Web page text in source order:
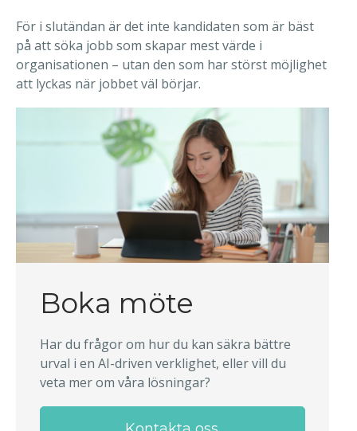
För i slutändan är det inte kandidaten som är bäst
på att söka jobb som skapar mest värde i
organisationen – utan den som har störst möjlighet
att lyckas när jobbet väl börjar.
Boka möte
Har du frågor om hur du kan säkra bättre
urval i en AI-driven verklighet, eller vill du
veta mer om våra lösningar?